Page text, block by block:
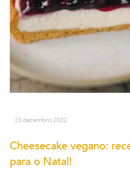
23 dezembro 2022
Cheesecake vegano:
para o Natal!